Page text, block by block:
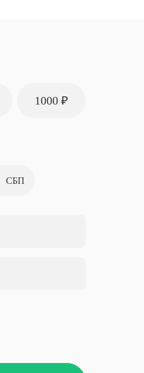
1000 ₽
СБП